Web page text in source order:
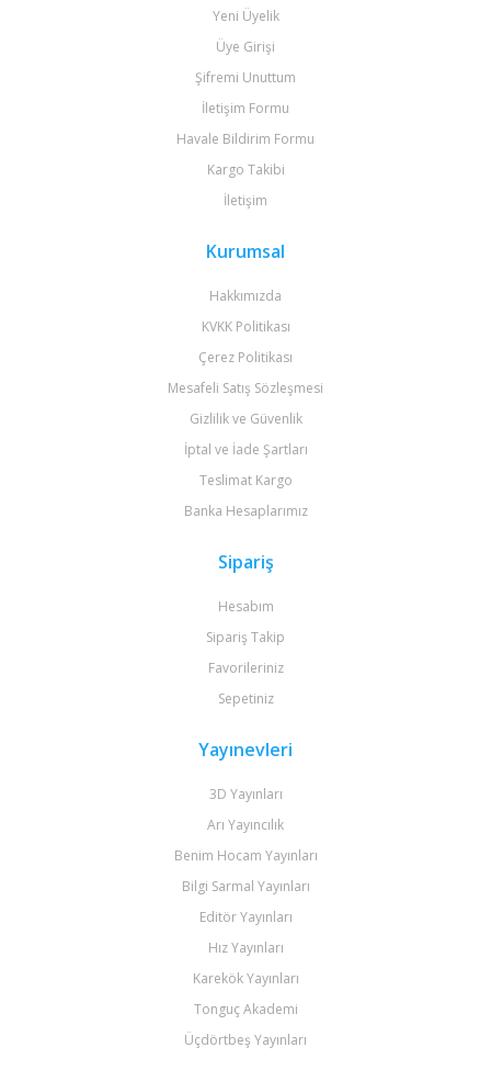
Yeni Üyelik
Üye Girişi
Şifremi Unuttum
İletişim Formu
Havale Bildirim Formu
Kargo Takibi
İletişim
Kurumsal
Hakkımızda
KVKK Politikası
Çerez Politikası
Mesafeli Satış Sözleşmesi
Gizlilik ve Güvenlik
İptal ve İade Şartları
Teslimat Kargo
Banka Hesaplarımız
Sipariş
Hesabım
Sipariş Takip
Favorileriniz
Sepetiniz
Yayınevleri
3D Yayınları
Arı Yayıncılık
Benim Hocam Yayınları
Bilgi Sarmal Yayınları
Editör Yayınları
Hız Yayınları
Karekök Yayınları
Tonguç Akademi
Üçdörtbeş Yayınları